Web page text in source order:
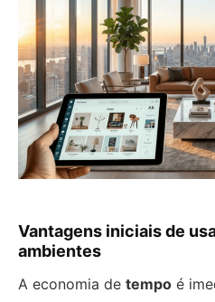
Vantagens iniciais de
ambientes
A economia de tempo é